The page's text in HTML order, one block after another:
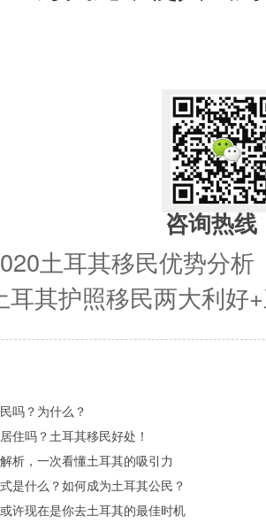
咨询热线
土耳其移民优势分析
耳其护照移民两大利好
吗？为什么？
住吗？土耳其移民好处！
析，一次看懂土耳其的吸引力
是什么？如何成为土耳其公民？
许现在是你去土耳其的最佳时机